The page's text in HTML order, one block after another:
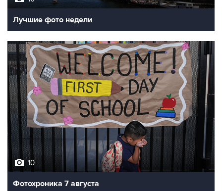
10
Фотохроника 7 августа